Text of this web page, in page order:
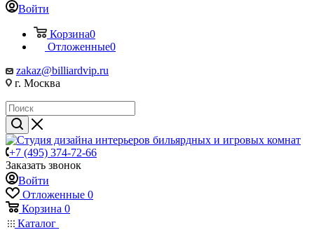
Войти
Корзина0
Отложенные0
zakaz@billiardvip.ru
г. Москва
+7 (495) 374-72-66
Заказать звонок
Войти
Отложенные 0
Корзина 0
Каталог